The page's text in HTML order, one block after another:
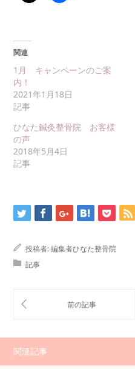
関連
1月 キャンペーンのご案
内！
2021年1月18日
記事
ひなた鍼灸整骨院 お客様
の声
2018年5月4日
記事
投稿者:編集者ひなた整骨院
記事
関連記事